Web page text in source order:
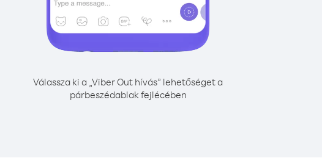
Válassza ki a „Viber Out hívás” lehetőséget a
párbeszédablak fejlécében